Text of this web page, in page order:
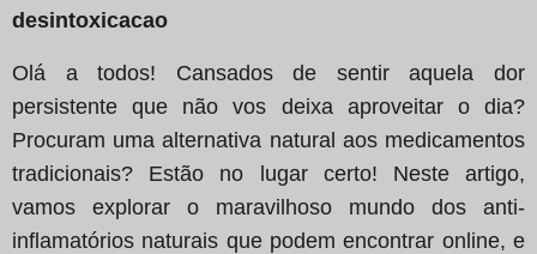
desintoxicacao
Olá a todos! Cansados de sentir aquela dor
persistente que não vos deixa aproveitar o dia?
Procuram uma alternativa natural aos medicamentos
tradicionais? Estão no lugar certo! Neste artigo,
vamos explorar o maravilhoso mundo dos anti-
inflamatórios naturais que podem encontrar online, e